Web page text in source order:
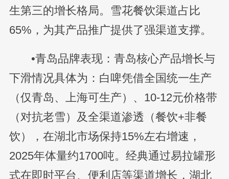
生第三的增长格局。雪花餐饮渠道占比
65%，为其产品推广提供了强渠道支撑。
•青岛品牌表现：青岛核心产品增长与
下滑情况具体为：白啤凭借全国统一生产
（仅青岛、上海可生产）、10-12元价格带
（对抗老雪）及全渠道渗透（餐饮+非餐
饮），在湖北市场保持15%左右增速，
2025年体量约1700吨。经典通过易拉罐形
式在即时平台、便利店等渠道增长，湖北